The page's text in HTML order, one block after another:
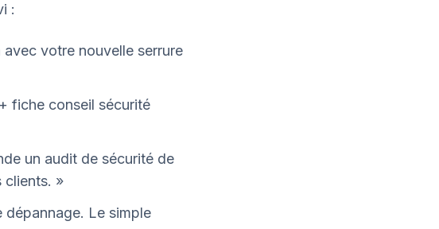
:
votre nouvelle serrure
fiche conseil sécurité
un audit de sécurité de
clients. »
dépannage. Le simple